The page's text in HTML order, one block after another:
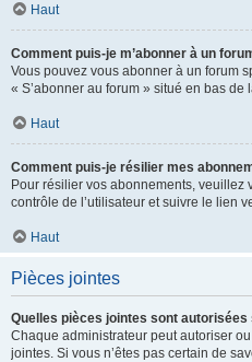
Haut
Comment puis-je m’abonner à un
Vous pouvez vous abonner à un forum
« S’abonner au forum » situé en bas de
Haut
Comment puis-je résilier mes
Pour résilier vos abonnements, veuillez
contrôle de l’utilisateur et suivre le lien
Haut
Pièces jointes
Quelles pièces jointes sont autorisées
Chaque administrateur peut autoriser
jointes. Si vous n’êtes pas certain de